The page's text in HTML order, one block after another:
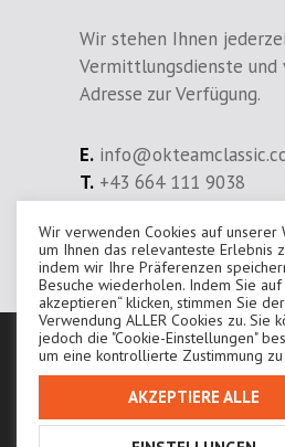
Wir stehen Ihnen
Vermittlungsdienste
Adresse zur Verfügung.
E.
T. +43 664 111 9038
Ihr Ansprechpartner:
Wir verwenden Cookies auf unserer
um Ihnen das relevanteste Erlebnis
indem wir Ihre Präferenzen
Besuche wiederholen. Indem Sie auf
akzeptieren“ klicken, stimmen Sie der
Verwendung ALLER Cookies zu. Sie
jedoch die "Cookie-Einstellungen"
um eine kontrollierte Zustimmung
AKZEPTIERE ALLE